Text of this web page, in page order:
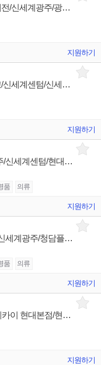
[MONCLER] 명품 몽클레르 코리아 신세계대전/신세계광주/광교갤러리아 판매사원 채용
지원하기
[MONCLER] 명품 몽클레르 코리아 현대판교/신세계센텀/신세계강남 판매사원 채용
지원하기
[BURBERRY]명품 버버리 코리아 신세계여주/신세계센텀/현대김포 판매사원 채용
품 의류
지원하기
[BURBERRY]명품 버버리 코리아 현대판교/신세계광주/청담플래그십 판매사원 채용
품 의류
지원하기
[CHANTECAILLE]뉴욕 럭셔리 코스메틱 샹테카이 현대본점/현대판교 부매니저/시니어 채용
지원하기